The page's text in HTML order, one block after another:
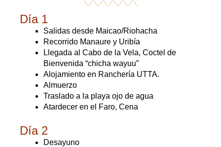
Día 1
Salidas desde Maicao/Riohacha
Recorrido Manaure y Uribía
Llegada al Cabo de la Vela, Coctel de
Bienvenida “chicha wayuu”
Alojamiento en Ranchería UTTA.
Almuerzo
Traslado a la playa ojo de agua
Atardecer en el Faro, Cena
Día 2
Desayuno